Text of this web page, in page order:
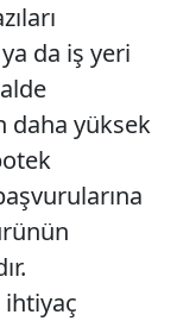
da iş yeri
daha yüksek
ihtiyaç